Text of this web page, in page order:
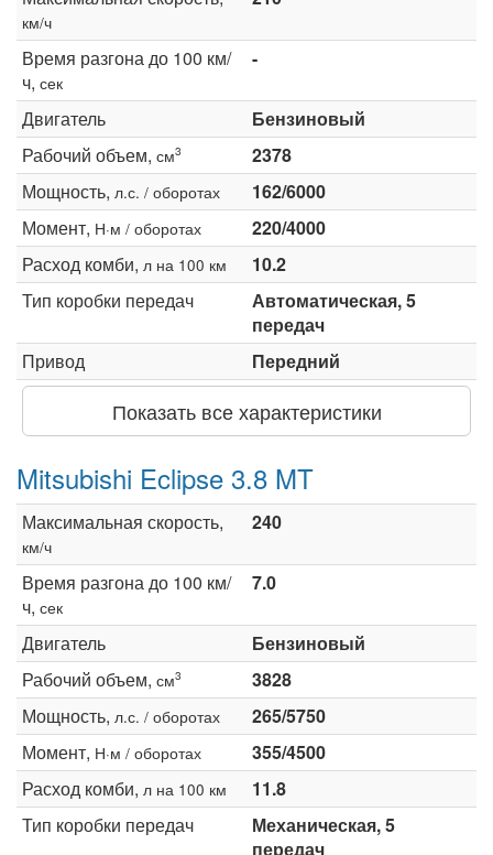
км/ч
Время разгона до 100 км/
ч, сек
-
Двигатель
Бензиновый
Рабочий объем, см3
2378
Мощность, л.с. / оборотах
162/6000
Момент, Н·м / оборотах
220/4000
Расход комби, л на 100 км
10.2
Тип коробки передач
Автоматическая, 5
передач
Привод
Передний
Показать все характеристики
Mitsubishi Eclipse 3.8 MT
Максимальная скорость,
км/ч
240
Время разгона до 100 км/
ч, сек
7.0
Двигатель
Бензиновый
Рабочий объем, см3
3828
Мощность, л.с. / оборотах
265/5750
Момент, Н·м / оборотах
355/4500
Расход комби, л на 100 км
11.8
Тип коробки передач
Механическая, 5
передач